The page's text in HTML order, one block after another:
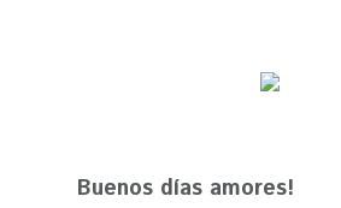
Buenos días amores!